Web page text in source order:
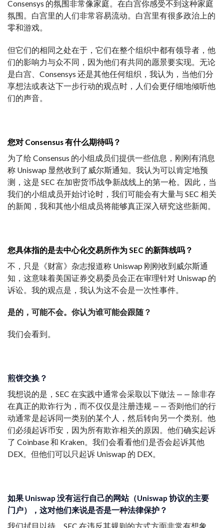
Consensys 的氛围非常像家庭。在白宫你感受不到这种家庭
氛围。白宫里的人们非常容易流动。白宫里有很多政治上的
零和游戏。
但它们的相同之处在于，它们在整个组织中都有领导者，他
们的影响力与众不同，因为他们有共同的愿景要实现。无论
是白宫、Consensys 还是其他任何组织，我认为，当他们分
享想法或表达下一步行动的观点时，人们会更仔细地倾听他
们的声音。
您对 Consensus 有什么期待吗？
为了给 Consensus 的小组成员们提供一些信息，刚刚有消息
称 Uniswap 显然收到了威尔斯通知。我认为可以肯定地预
测，这是 SEC 在加密货币战争新战线上的第一枪。因此，当
我们的小组成员开始讨论时，我们可能会有大量与 SEC 相关
的新闻，我和其他小组成员将能够真正深入研究这些新闻。
您具体指的是去中心化交易所作为 SEC 的新阵线吗？
不，只是《财富》杂志报道称 Uniswap 刚刚收到威尔斯通
知，这意味着美国证券交易委员会正在审理针对 Uniswap 的
诉讼。我的观点是，我认为这不会是一次性事件。
是的，可能不会。你认为谁可能会跟随？
我们会看到。
煎饼交换 ？
我想说的是，SEC 在实践中通常会采取以下做法 — — 除非存
在真正的欺诈行为，而不仅仅是注册违规 — — 否则他们的行
动通常是起诉同一类别的某个人，然后转向另一个类别。他
们必须起诉币安，因为所有欺诈相关的原因。他们确实起诉
了 Coinbase 和 Kraken。我们会看看他们是否会起诉其他
DEX。但他们可以只起诉 Uniswap 的 DEX。
如果 Uniswap 没有运行自己的网站（Uniswap 协议的主要
门户），这对他们来说是否是一种法律保护？
我们拭目以待。SEC 在违反其规则的方式方面非常有想象